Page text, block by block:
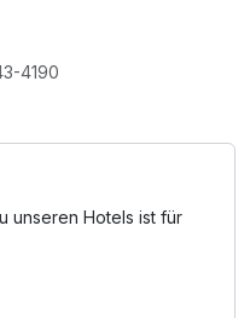
lockt. Kulturelle
UNESCO-
historischen Altstadt
W-LAN Nutzung /
4190
unseren Hotels ist für